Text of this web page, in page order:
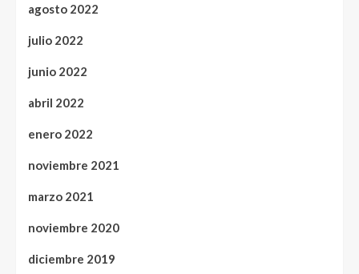
agosto 2022
julio 2022
junio 2022
abril 2022
enero 2022
noviembre 2021
marzo 2021
noviembre 2020
diciembre 2019